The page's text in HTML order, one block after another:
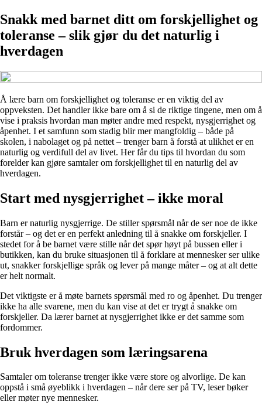
Snakk med barnet ditt om forskjellighet og
toleranse – slik gjør du det naturlig i
hverdagen
Å lære barn om forskjellighet og toleranse er en viktig del av
oppveksten. Det handler ikke bare om å si de riktige tingene, men om å
vise i praksis hvordan man møter andre med respekt, nysgjerrighet og
åpenhet. I et samfunn som stadig blir mer mangfoldig – både på
skolen, i nabolaget og på nettet – trenger barn å forstå at ulikhet er en
naturlig og verdifull del av livet. Her får du tips til hvordan du som
forelder kan gjøre samtaler om forskjellighet til en naturlig del av
hverdagen.
Start med nysgjerrighet – ikke moral
Barn er naturlig nysgjerrige. De stiller spørsmål når de ser noe de ikke
forstår – og det er en perfekt anledning til å snakke om forskjeller. I
stedet for å be barnet være stille når det spør høyt på bussen eller i
butikken, kan du bruke situasjonen til å forklare at mennesker ser ulike
ut, snakker forskjellige språk og lever på mange måter – og at alt dette
er helt normalt.
Det viktigste er å møte barnets spørsmål med ro og åpenhet. Du trenger
ikke ha alle svarene, men du kan vise at det er trygt å snakke om
forskjeller. Da lærer barnet at nysgjerrighet ikke er det samme som
fordommer.
Bruk hverdagen som læringsarena
Samtaler om toleranse trenger ikke være store og alvorlige. De kan
oppstå i små øyeblikk i hverdagen – når dere ser på TV, leser bøker
eller møter nye mennesker.